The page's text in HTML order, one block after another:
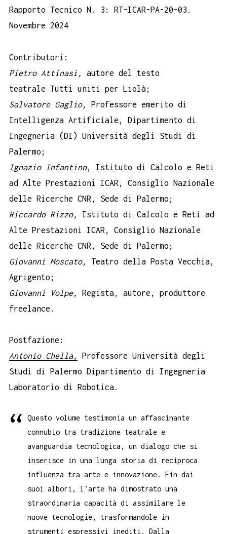
Rapporto Tecnico N. 3: RT-ICAR-PA-20-03.
Novembre 2024
Contributori:
Pietro Attinasi, autore del testo
teatrale Tutti uniti per Liolà;
Salvatore Gaglio, Professore emerito di
Intelligenza Artificiale, Dipartimento di
Ingegneria (DI) Università degli Studi di
Palermo;
Ignazio Infantino, Istituto di Calcolo e Reti
ad Alte Prestazioni ICAR, Consiglio Nazionale
delle Ricerche CNR, Sede di Palermo;
Riccardo Rizzo, Istituto di Calcolo e Reti ad
Alte Prestazioni ICAR, Consiglio Nazionale
delle Ricerche CNR, Sede di Palermo;
Giovanni Moscato, Teatro della Posta Vecchia,
Agrigento;
Giovanni Volpe,
Regista, autore, produttore
freelance.
Postfazione:
Antonio Chella,
Professore Università degli
Studi di Palermo Dipartimento di Ingegneria
Laboratorio di Robotica.
Questo volume testimonia un affascinante
connubio tra tradizione teatrale e
avanguardia tecnologica, un dialogo che si
inserisce in una lunga storia di reciproca
influenza tra arte e innovazione. Fin dai
suoi albori, l’arte ha dimostrato una
straordinaria capacità di assimilare le
nuove tecnologie, trasformandole in
strumenti espressivi inediti. Dalla